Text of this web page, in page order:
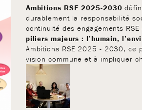
Ambitions RSE 2025-2030
durablement la responsabilité
continuité des engagements
piliers majeurs : l’humain,
Ambitions RSE 2025 - 2030, ce
vision commune et à impliquer